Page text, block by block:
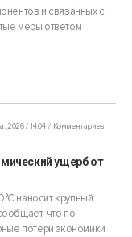
и связанных с
меры ответом
2026 / 14:04
Комментариев
ущерб от
наносит крупный
что по
потери экономики